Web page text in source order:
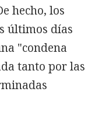
hecho, los
últimos días
"condena
tanto por las